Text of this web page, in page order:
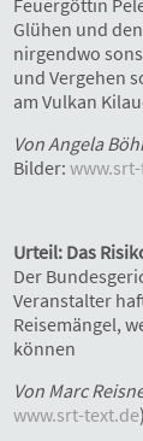
Glühen und
nirgendwo
und Vergehen
am Vulkan
Von Angela
Bilder:
Urteil: Das
Der
Veranstalter
Reisemängel,
können
Von Marc
www.srt-text.de)